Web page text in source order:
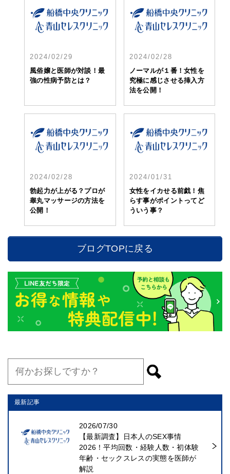
2024/02/29
風俗嬢と医師が対談！最
強の性病予防とは？
2024/02/28
ノーマルが１番！女性を
究極に感じさせる挿入方
法を公開！
2024/02/28
勃起力が上がる？プロが
睾丸マッサージの方法を
公開！
2024/01/31
女性をイカせる前戯！焦
らす事がポイントってど
ういう事？
ブログTOPに戻る
最新記事
2026/07/30
【最新調査】日本人のSEX事情
2026！平均回数・経験人数・初体験
年齢・セックスレスの実態を医師が
解説